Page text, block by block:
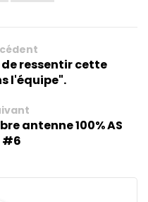
ressentir cette
l'équipe".
antenne 100% AS
#6